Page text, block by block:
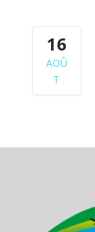
16
AOÛ
T